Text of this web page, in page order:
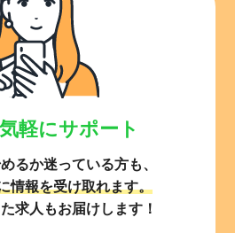
軽にサポート
るか迷っている方も、
情報を受け取れます。
求人もお届けします！